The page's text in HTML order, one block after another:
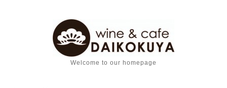
Welcome to our homepage